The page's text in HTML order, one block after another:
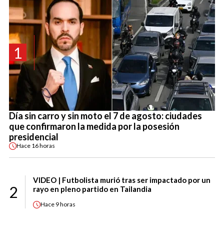
1
Día sin carro y sin moto el 7 de agosto: ciudades
que confirmaron la medida por la posesión
presidencial
Hace 16 horas
2
VIDEO | Futbolista murió tras ser impactado por un
rayo en pleno partido en Tailandia
Hace 9 horas